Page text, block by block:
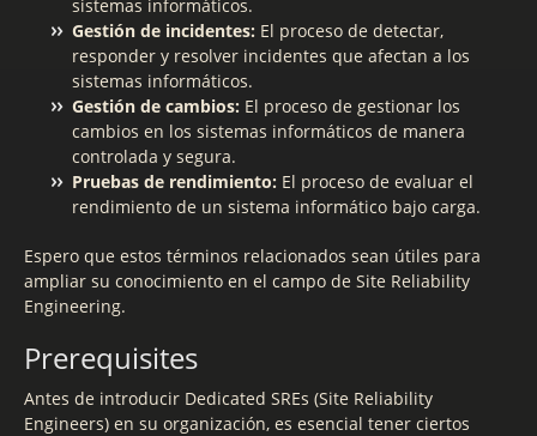
sistemas informáticos.
Gestión de incidentes: El proceso de detectar,
responder y resolver incidentes que afectan a los
sistemas informáticos.
Gestión de cambios: El proceso de gestionar los
cambios en los sistemas informáticos de manera
controlada y segura.
Pruebas de rendimiento: El proceso de evaluar el
rendimiento de un sistema informático bajo carga.
Espero que estos términos relacionados sean útiles para
ampliar su conocimiento en el campo de Site Reliability
Engineering.
Prerequisites
Antes de introducir Dedicated SREs (Site Reliability
Engineers) en su organización, es esencial tener ciertos